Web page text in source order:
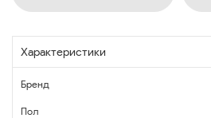
Характеристики
Бренд
Пол